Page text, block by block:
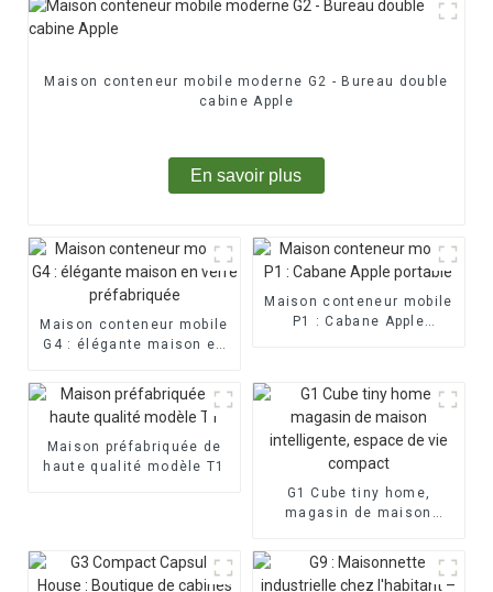
Maison conteneur mobile moderne G2 - Bureau double
cabine Apple
En savoir plus
Maison conteneur mobile
G4 : élégante maison en
Maison conteneur mobile
P1 : Cabane Apple
Maison préfabriquée de
haute qualité modèle T1
G1 Cube tiny home,
magasin de maison
vie compact